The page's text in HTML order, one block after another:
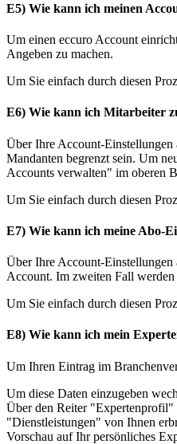
E5) Wie kann ich meinen
Um einen eccuro Account
Angeben zu machen.
Um Sie einfach durch diesen
E6) Wie kann ich Mitarbeiter
Über Ihre Account-
Mandanten begrenzt sein. Um
Accounts verwalten" im oberen
Um Sie einfach durch diesen
E7) Wie kann ich meine Abo-
Über Ihre Account-
Account. Im zweiten Fall
Um Sie einfach durch diesen
E8) Wie kann ich mein
Um Ihren Eintrag im
Um diese Daten einzugeben
Über den Reiter "Expertenprofil"
"Dienstleistungen" von Ihnen
Vorschau auf Ihr persönliches